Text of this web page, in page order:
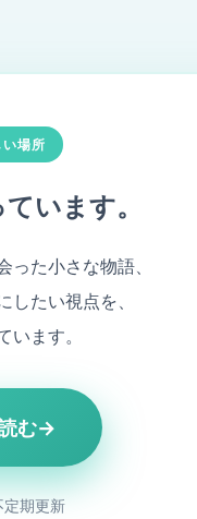
場所
います。
った小さな物語、
たい視点を、
います。
む→
期更新